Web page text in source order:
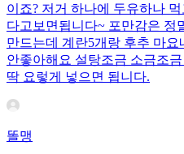
이죠? 저거 하나에 두유하나
다고보면됩니다~ 포만감은 정
만드는데 계란5개랑 후추 마
안좋아해요 설탕조금 소금조
딱 요렇게 넣으면 됩니다.
똘맹